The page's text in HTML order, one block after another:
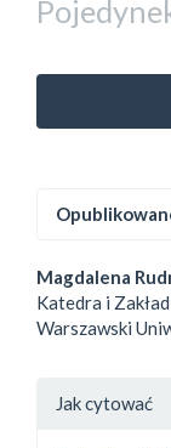
Magdalena
Katedra i
Warszawski
Jak cytować